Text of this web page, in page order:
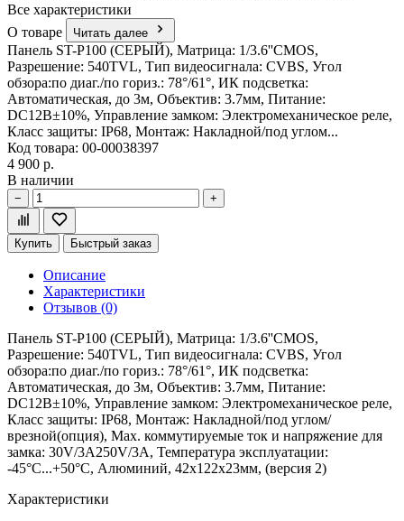
Все характеристики
О товаре
Читать далее
Панель ST-P100 (СЕРЫЙ), Матрица: 1/3.6''CMOS,
Разрешение: 540TVL, Тип видеосигнала: CVBS, Угол
обзора:по диаг./по гориз.: 78°/61°, ИК подсветка:
Автоматическая, до 3м, Объектив: 3.7мм, Питание:
DС12В±10%, Управление замком: Электромеханическое реле,
Класс защиты: IР68, Монтаж: Накладной/под углом...
Код товара: 00-00038397
4 900 р.
В наличии
− +
Купить Быстрый заказ
Описание
Характеристики
Отзывов (0)
Панель ST-P100 (СЕРЫЙ), Матрица: 1/3.6''CMOS,
Разрешение: 540TVL, Тип видеосигнала: CVBS, Угол
обзора:по диаг./по гориз.: 78°/61°, ИК подсветка:
Автоматическая, до 3м, Объектив: 3.7мм, Питание:
DС12В±10%, Управление замком: Электромеханическое реле,
Класс защиты: IР68, Монтаж: Накладной/под углом/
врезной(опция), Мах. коммутируемые ток и напряжение для
замка: 30V/3A250V/3A, Температура эксплуатации:
-45°С...+50°С, Алюминий, 42х122х23мм, (версия 2)
Характеристики